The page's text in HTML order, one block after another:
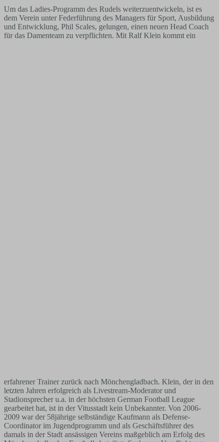
Um das Ladies-Programm des Rudels weiterzuentwickeln, ist es
dem Verein unter Federführung des Managers für Sport, Ausbildung
und Entwicklung, Phil Scales, gelungen, einen neuen Head Coach
für das Damenteam zu verpflichten. Mit Ralf Klein kommt ein
erfahrener Trainer zurück nach Mönchengladbach. Klein, der in den
letzten Jahren erfolgreich als Livestream-Moderator und
Stadionsprecher u.a. in der höchsten German Football League
gearbeitet hat, ist in der Vitusstadt kein Unbekannter. Von 2006-
2009 war der 58jährige selbständige Kaufmann als Defense-
Coordinator im Jugendprogramm und als Geschäftsführer des
damals in der Stadt ansässigen Vereins maßgeblich am Erfolg des